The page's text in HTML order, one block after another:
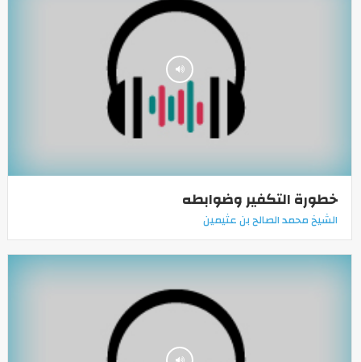
خطورة التكفير وضوابطه
الشيخ محمد الصالح بن عثيمين